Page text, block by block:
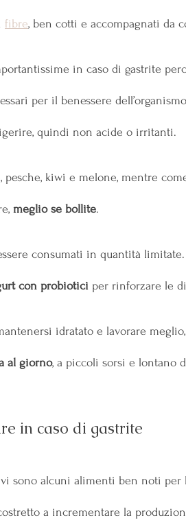
fibre, ben cotti e accompagnati da
in caso di gastrite
per il benessere
quindi non acide o irritanti.
pesche, kiwi e melone, mentre
meglio se bollite.
consumati in quantità
con probiotici per rinforzare le
idratato e lavorare
al giorno, a piccoli sorsi e lontano
in caso di gastrite
sono alcuni alimenti ben noti per
a incrementare la